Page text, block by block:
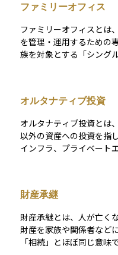
クイティ、不動産投資、
提案することが一般的で
イベートバンキングが発
ファミリーオフィス
ファミリーオフィスとは
を管理・運用するための
族を対象とする「シング
た総合的なサービスを提
産を持つ家族にとって、
る重要な役割を担います。
オルタナティブ投資
オルタナティブ投資とは
以外の資産への投資を指
インフラ、プライベート
体のリスク分散効果が期
投資対象や手法の選択肢
を構築することが可能に
資には留意点もあります
また専門的な知識が必要
財産承継
財産承継とは、人が亡く
財産を家族や関係者など
「相続」とほぼ同じ意